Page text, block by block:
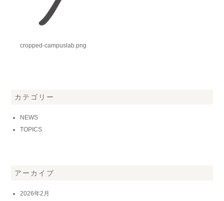
cropped-campuslab.png
カテゴリー
NEWS
TOPICS
アーカイブ
2026年2月